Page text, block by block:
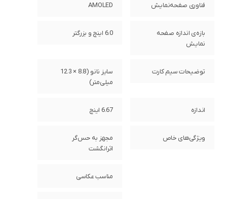
فناوری صفحه‌نمایش AMOLED
بازه‌ی اندازه صفحه
نمایش
6.0 اینچ و بزرگتر
توضیحات سیم کارت
سایز نانو (8.8 × 12.3
میلی‌متر)
اندازه 6.67 اینچ
ویژگی‌های خاص
مجهز به حس‌گر
اثرانگشت
مناسب عکاسی